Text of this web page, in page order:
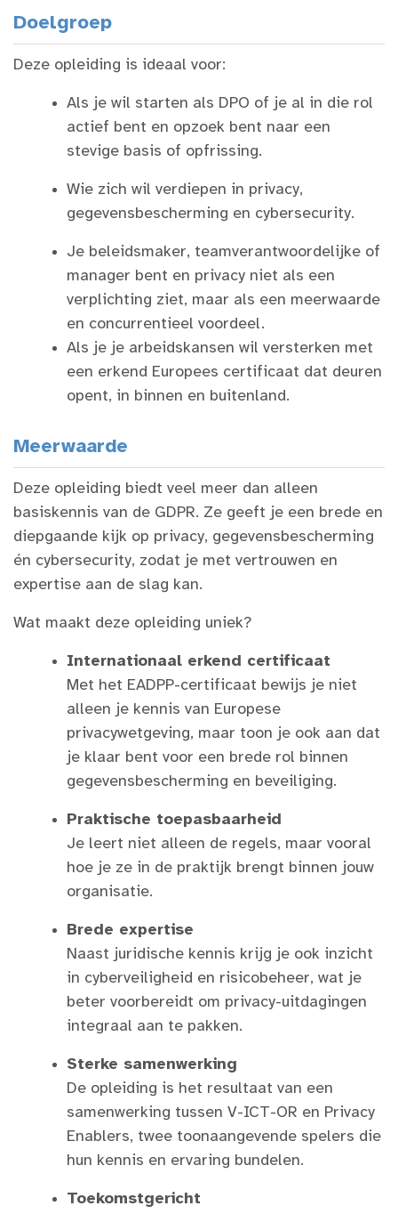
Doelgroep
Deze opleiding is ideaal voor:
Als je wil starten als DPO of je al in die rol
actief bent en opzoek bent naar een
stevige basis of opfrissing.
Wie zich wil verdiepen in privacy,
gegevensbescherming en cybersecurity.
Je beleidsmaker, teamverantwoordelijke of
manager bent en privacy niet als een
verplichting ziet, maar als een meerwaarde
en concurrentieel voordeel.
Als je je arbeidskansen wil versterken met
een erkend Europees certificaat dat deuren
opent, in binnen en buitenland.
Meerwaarde
Deze opleiding biedt veel meer dan alleen
basiskennis van de GDPR. Ze geeft je een brede en
diepgaande kijk op privacy, gegevensbescherming
én cybersecurity, zodat je met vertrouwen en
expertise aan de slag kan.
Wat maakt deze opleiding uniek?
Internationaal erkend certificaat
Met het EADPP-certificaat bewijs je niet
alleen je kennis van Europese
privacywetgeving, maar toon je ook aan dat
je klaar bent voor een brede rol binnen
gegevensbescherming en beveiliging.
Praktische toepasbaarheid
Je leert niet alleen de regels, maar vooral
hoe je ze in de praktijk brengt binnen jouw
organisatie.
Brede expertise
Naast juridische kennis krijg je ook inzicht
in cyberveiligheid en risicobeheer, wat je
beter voorbereidt om privacy-uitdagingen
integraal aan te pakken.
Sterke samenwerking
De opleiding is het resultaat van een
samenwerking tussen V-ICT-OR en Privacy
Enablers, twee toonaangevende spelers die
hun kennis en ervaring bundelen.
Toekomstgericht